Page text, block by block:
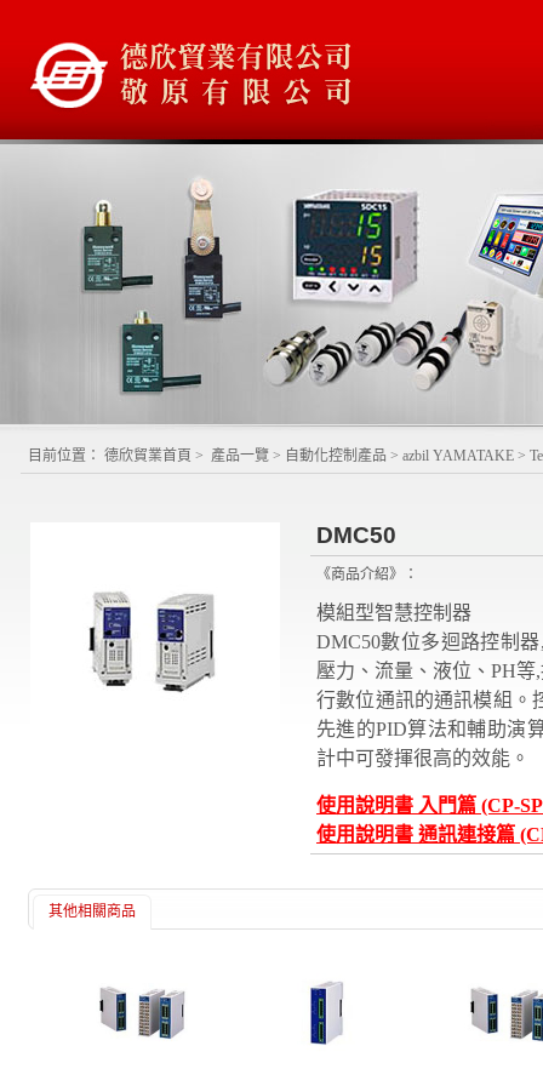
目前位置： 德欣貿業首頁 > 產品一覽 > 自動化控制產品 > azbil YAMATAKE >
DMC50
《商品介紹》：
模組型智慧控制器
DMC50數位多迴路控制
壓力、流量、液位、PH
行數位通訊的通訊模組。
先進的PID算法和輔助演
計中可發揮很高的效能。
使用說明書 入門篇 (CP-
使用說明書 通訊連接篇
其他相關商品